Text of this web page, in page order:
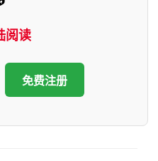
阅读
免费注册